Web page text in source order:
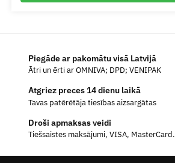
Piegāde ar pakomātu visā Latvijā
Ātri un ērti ar OMNIVA; DPD; VENIPAK
Atgriez preces 14 dienu laikā
Tavas patērētāja tiesības aizsargātas
Droši apmaksas veidi
Tiešsaistes maksājumi, VISA, MasterCard.